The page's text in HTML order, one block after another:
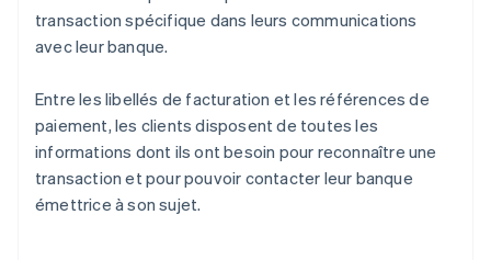
transaction spécifique dans leurs communications
avec leur banque.
Entre les libellés de facturation et les références de
paiement, les clients disposent de toutes les
informations dont ils ont besoin pour reconnaître une
transaction et pour pouvoir contacter leur banque
émettrice à son sujet.